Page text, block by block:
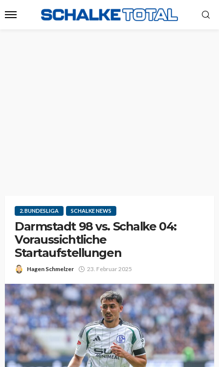
2. BUNDESLIGA SCHALKE NEWS
Darmstadt 98 vs. Schalke 04:
Voraussichtliche
Startaufstellungen
Hagen Schmelzer 23. Februar 2025